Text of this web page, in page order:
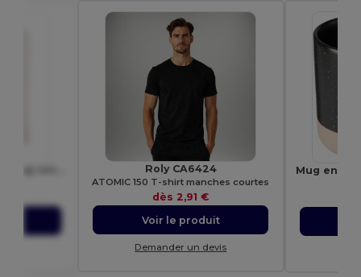
Roly CA6424
ATOMIC 150 T-shirt manches courtes
dès 2,91 €
Voir le produit
Demander un devis